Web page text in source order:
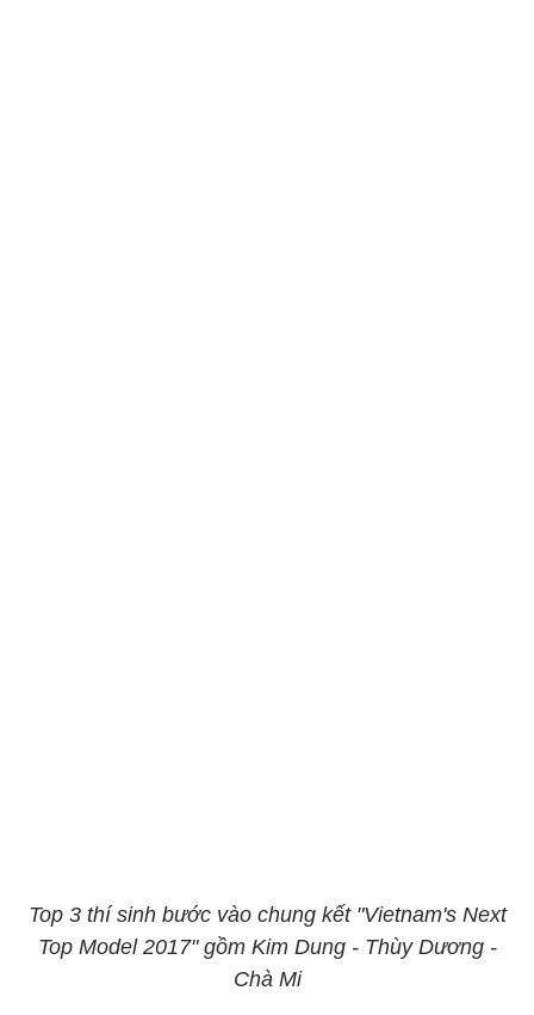
Top 3 thí sinh bước vào chung kết "Vietnam's Next
Top Model 2017" gồm Kim Dung - Thùy Dương -
Chà Mi